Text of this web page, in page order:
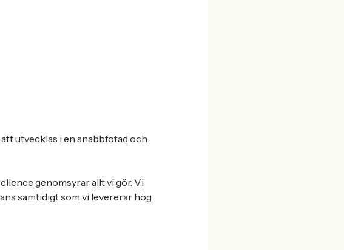
utvecklas i en snabbfotad och
genomsyrar allt vi gör. Vi
samtidigt som vi levererar hög